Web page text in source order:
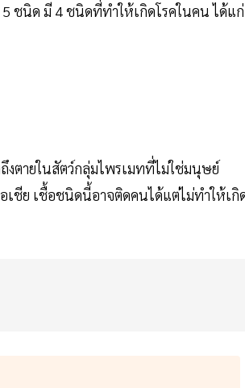
ชนิด มี 4 ชนิดที่ทำให้เกิดโรคในคน ได้แก่
งตายในสัตว์กลุ่มไพรเมทที่ไม่ใช่มนุษย์
ชีย เชื้อชนิดนี้อาจติดคนได้แต่ไม่ทำให้เกิ